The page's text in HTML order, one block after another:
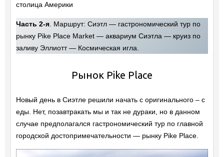
столица Америки
Часть 2-я. Маршрут: Сиэтл — гастрономический тур по
рынку Pike Place Market — аквариум Сиэтла — круиз по
заливу Эллиотт — Космическая игла.
Рынок Pike Place
Новый день в Сиэтле решили начать с оригинального – с
еды. Нет, позавтракать мы и так не дураки, но в данном
случае предполагался гастрономический тур по главной
городской достопримечательности — рынку Pike Place.